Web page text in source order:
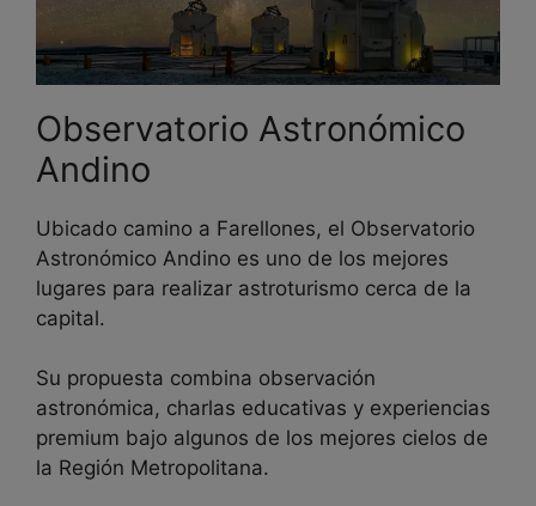
Observatorio Astronómico
Andino
Ubicado camino a Farellones, el Observatorio
Astronómico Andino es uno de los mejores
lugares para realizar astroturismo cerca de la
capital.
Su propuesta combina observación
astronómica, charlas educativas y experiencias
premium bajo algunos de los mejores cielos de
la Región Metropolitana.